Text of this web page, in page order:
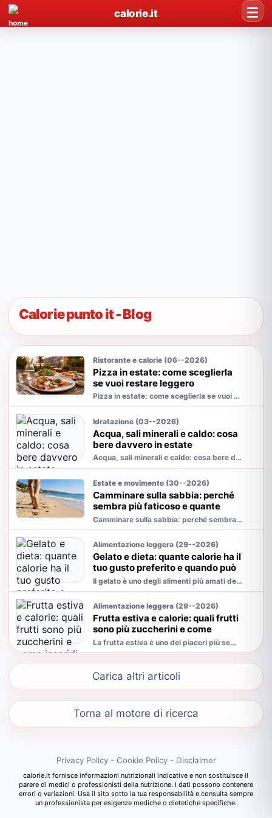
calorie.it
Calorie punto it - Blog
Ristorante e calorie (06--2026)
Pizza in estate: come sceglierla
se vuoi restare leggero
Pizza in estate: come sceglierla se vuoi restare leggero è un tema molto più quotidiano di quanto sembri. In estate cambiano ritmi, fa...
Idratazione (03--2026)
Acqua, sali minerali e caldo: cosa
bere davvero in estate
Acqua, sali minerali e caldo: cosa bere davvero in estate è un tema molto più quotidiano di quanto sembri. In estate cambiano ritmi, f...
Estate e movimento (30--2026)
Camminare sulla sabbia: perché
sembra più faticoso e quante
calorie consuma
Camminare sulla sabbia: perché sembra più faticoso e quante calorie consuma è un tema molto più quotidiano di quanto sembri. In esta...
Alimentazione leggera (29--2026)
Gelato e dieta: quante calorie ha il
tuo gusto preferito e quando può
sostituire un pasto
Il gelato è uno degli alimenti più amati dell'estate, ma anche uno di quelli che crea più dubbi quando si segue una dieta. Fa ingrass...
Alimentazione leggera (29--2026)
Frutta estiva e calorie: quali frutti
sono più zuccherini e come
inserirli nella dieta
La frutta estiva è uno dei piaceri più semplici della stagione: fresca, colorata, ricca di acqua e facile da mangiare anche quando fa ...
Carica altri articoli
Torna al motore di ricerca
Privacy Policy- Cookie Policy- Disclaimer
calorie.it fornisce informazioni nutrizionali indicative e non sostituisce il
parere di medici o professionisti della nutrizione. I dati possono contenere
errori o variazioni. Usa il sito sotto la tua responsabilità e consulta sempre
un professionista per esigenze mediche o dietetiche specifiche.